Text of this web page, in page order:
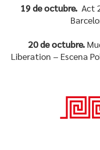
19 de octubre. Act
20 de octubre.
Liberation – Escena